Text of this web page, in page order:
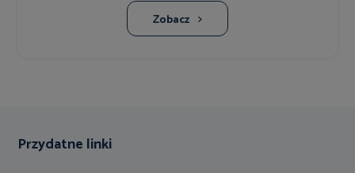
Zobacz
Przydatne linki